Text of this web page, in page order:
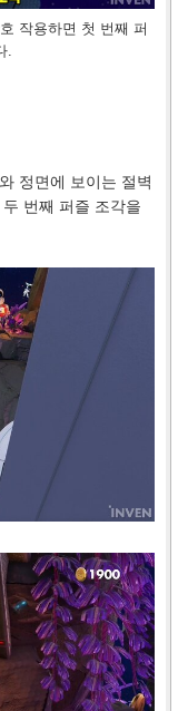
작용하면 첫 번째 퍼
.
정면에 보이는 절벽
번째 퍼즐 조각을